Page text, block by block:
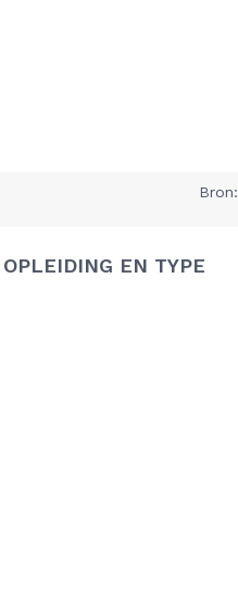
Bron:
EN TYPE